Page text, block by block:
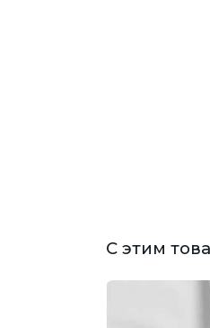
С этим